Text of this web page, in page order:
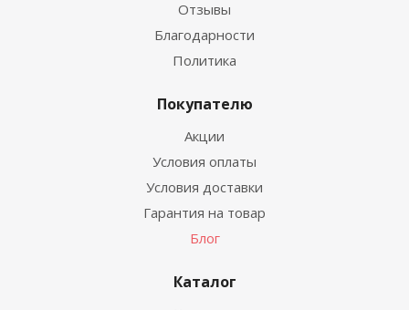
Отзывы
Благодарности
Политика
Покупателю
Акции
Условия оплаты
Условия доставки
Гарантия на товар
Блог
Каталог